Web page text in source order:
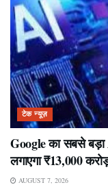
टेक न्यूज़
Google का सबसे बड़ा
लगाएगा ₹13,000
AUGUST 7, 2026